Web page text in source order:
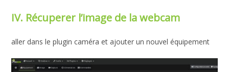
IV. Récuperer l’image de la webcam
aller dans le plugin caméra et ajouter un nouvel équipement